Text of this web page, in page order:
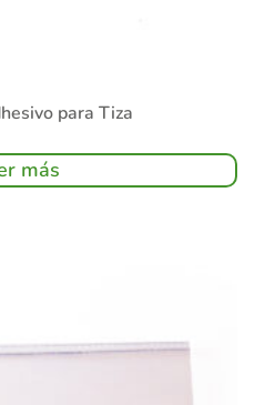
para Tiza
más